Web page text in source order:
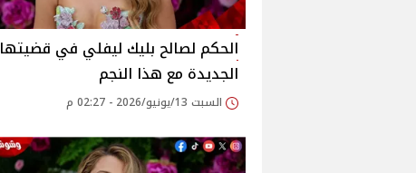
الحكم لصالح بليك ليفلي في قضيتها
الجديدة مع هذا النجم
السبت 13/يونيو/2026 - 02:27 م